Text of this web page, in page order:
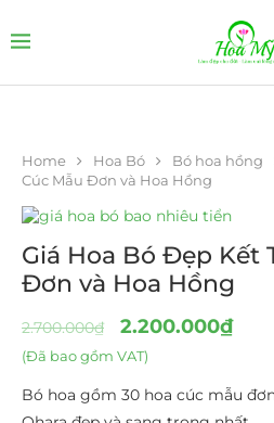
Home Hoa Bó Bó hoa hồng
Cúc Mẫu Đơn và Hoa Hồng
Giá Hoa Bó Đẹp Kết
Đơn và Hoa Hồng
2.700.000₫ 2.200.000₫
(Đã bao gồm VAT)
Bó hoa gồm 30 hoa cúc mẫu